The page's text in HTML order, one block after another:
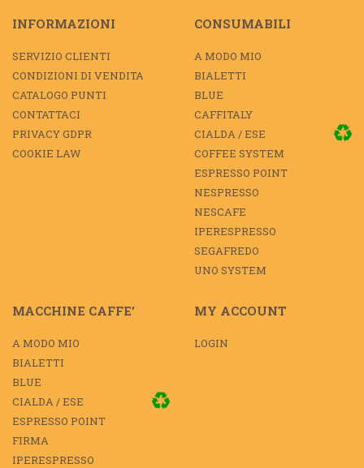
INFORMAZIONI
SERVIZIO CLIENTI
CONDIZIONI DI VENDITA
CATALOGO PUNTI
CONTATTACI
PRIVACY GDPR
COOKIE LAW
CONSUMABILI
A MODO MIO
BIALETTI
BLUE
CAFFITALY
CIALDA / ESE
COFFEE SYSTEM
ESPRESSO POINT
NESPRESSO
NESCAFE
IPERESPRESSO
SEGAFREDO
UNO SYSTEM
MACCHINE CAFFE’
A MODO MIO
BIALETTI
BLUE
CIALDA / ESE
ESPRESSO POINT
FIRMA
IPERESPRESSO
MY ACCOUNT
LOGIN